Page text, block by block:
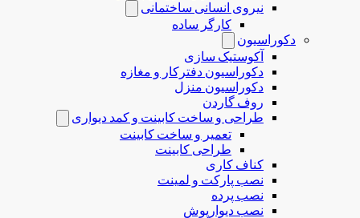
نیروی انسانی ساختمانی
کارگر ساده
دکوراسیون
آکوستیک سازی
دکوراسیون دفترکار و مغازه
دکوراسیون منزل
روف گاردن
طراحی و ساخت کابینت و کمد دیواری
تعمیر و ساخت کابینت
طراحی کابینت
کناف کاری
نصب پارکت و لمینت
نصب پرده
نصب دیوارپوش